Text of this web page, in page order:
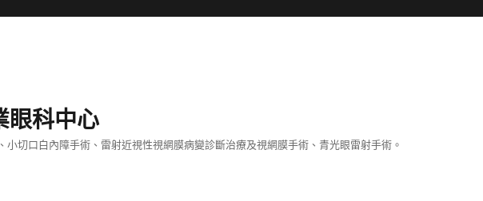
眼科中心
切口白內障手術、雷射近視性視網膜病變診斷治療及視網膜手術、青光眼雷射手術。